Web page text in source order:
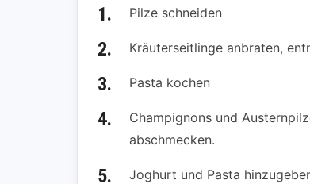
Pilze schneiden
Kräuterseitlinge anbraten,
Pasta kochen
Champignons und
abschmecken.
Joghurt und Pasta